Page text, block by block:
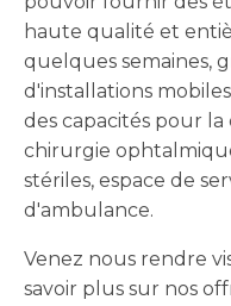
haute qualité et
quelques semaines,
d'installations
des capacités pour
chirurgie
stériles, espace de
d'ambulance.
Venez nous rendre
savoir plus sur nos